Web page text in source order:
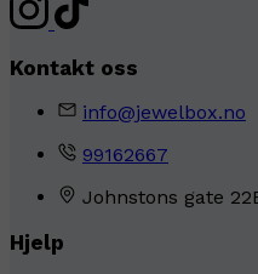
Kontakt oss
info@jewelbox.no
99162667
Johnstons gate
Hjelp